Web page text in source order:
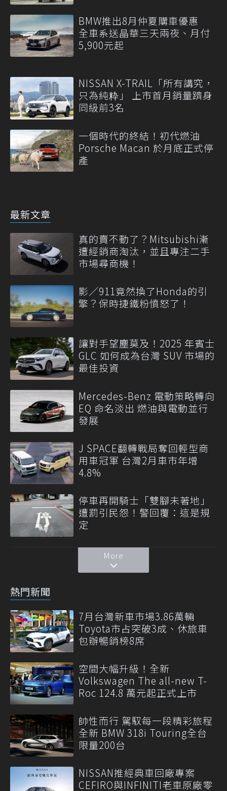
BMW推出8月仲夏購車優惠
全車系送晶華三天兩夜、月付
5,900元起
NISSAN X-TRAIL「所有講究，
只為純粋」 上市首月銷量躋身
同級前3名
一個時代的終結！初代燃油
Porsche Macan 於月底正式停
產
最新文章
真的賣不動了？Mitsubishi漸
遭經銷商淘汰，並且專注二手
市場尋商機！
影／911竟然換了Honda的引
擎？保時捷鐵粉憤怒了！
讓對手望塵莫及！2025 年賓士
GLC 如何成為台灣 SUV 市場的
最佳投資
Mercedes-Benz 電動策略轉向
EQ 命名淡出 燃油與電動並行
發展
J SPACE翻轉戰局奪回輕型商
用車冠軍 台灣2月車市年增
4.8%
停車再開騎士「雙腳未著地」
遭罰引民怨！警回覆：這是規
定
More
熱門新聞
7月台灣新車市場3.86萬輛
Toyota市占突破3成、休旅車
包辦暢銷榜8席
空間大幅升級！全新
Volkswagen The all-new T-
Roc 124.8 萬元起正式上市
帥性而行 駕馭每一段精彩旅程
全新 BMW 318i Touring全台
限量200台
NISSAN推經典車回廠專案
CEFIRO與INFINITI老車原廠零